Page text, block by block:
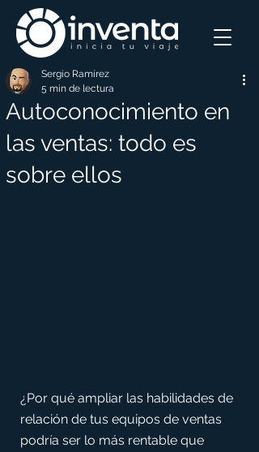
Autoconocimiento en
las ventas: todo es
sobre ellos
Sergio Ramírez
5 min de lectura
¿Por qué ampliar las habilidades de
relación de tus equipos de ventas
podría ser lo más rentable que